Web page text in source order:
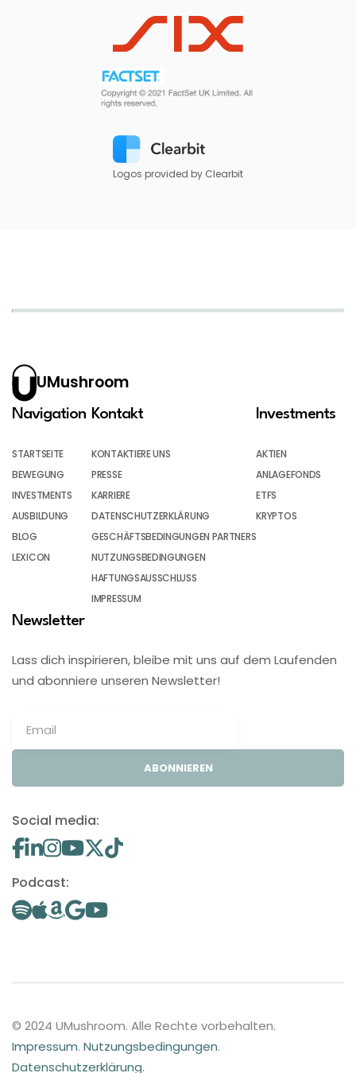
Logos provided by Clearbit
UMushroom
Navigation
STARTSEITE
BEWEGUNG
INVESTMENTS
AUSBILDUNG
BLOG
LEXICON
Kontakt
KONTAKTIERE UNS
PRESSE
KARRIERE
DATENSCHUTZERKLÄRUNG
GESCHÄFTSBEDINGUNGEN PARTNERS
NUTZUNGSBEDINGUNGEN
HAFTUNGSAUSSCHLUSS
IMPRESSUM
Investments
AKTIEN
ANLAGEFONDS
ETFS
KRYPTOS
Newsletter
Lass dich inspirieren, bleibe mit uns auf dem Laufenden
und abonniere unseren Newsletter!
ABONNIEREN
Social media:
Podcast:
© 2024 UMushroom. Alle Rechte vorbehalten.
Impressum. Nutzungsbedingungen.
Datenschutzerklärung.